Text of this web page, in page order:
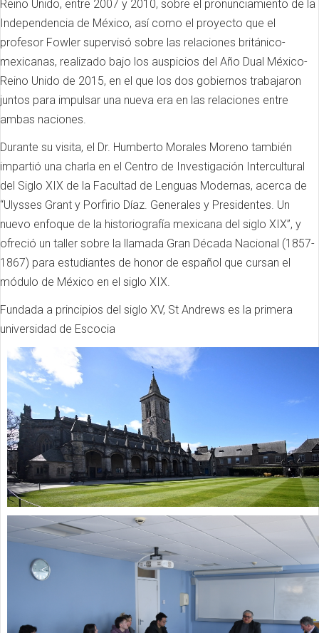
Reino Unido, entre 2007 y 2010, sobre el pronunciamiento de la
Independencia de México, así como el proyecto que el
profesor Fowler supervisó sobre las relaciones británico-
mexicanas, realizado bajo los auspicios del Año Dual México-
Reino Unido de 2015, en el que los dos gobiernos trabajaron
juntos para impulsar una nueva era en las relaciones entre
ambas naciones.
Durante su visita, el Dr. Humberto Morales Moreno también
impartió una charla en el Centro de Investigación Intercultural
del Siglo XIX de la Facultad de Lenguas Modernas, acerca de
“Ulysses Grant y Porfirio Díaz. Generales y Presidentes. Un
nuevo enfoque de la historiografía mexicana del siglo XIX”, y
ofreció un taller sobre la llamada Gran Década Nacional (1857-
1867) para estudiantes de honor de español que cursan el
módulo de México en el siglo XIX.
Fundada a principios del siglo XV, St Andrews es la primera
universidad de Escocia